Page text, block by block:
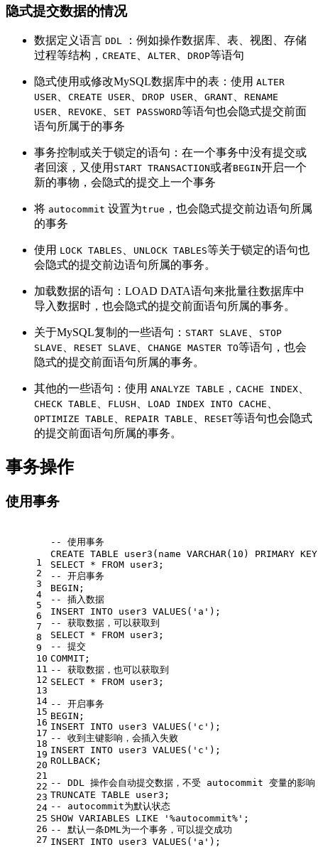
隐式提交数据的情况
数据定义语言 DDL ：例如操作数据库、表、视图、存储
过程等结构， CREATE ALTER DROP等语句
隐式使用或修改MySQL数据库中的表：使用 ALTER
USER
CREATE USER DROP USER GRANT
RENAME
USER
REVOKE SET PASSWORD等语句也会隐式提交前面
语句所属于的事务
事务控制或关于锁定的语句：在一个事务中没有提交或
者回滚，又使用 START TRANSACTION或者BEGIN开启一个
新的事物，会隐式的提交上一个事务
将 autocommit 设置为true ，也会隐式提交前边语句所属
的事务
使用 LOCK TABLES UNLOCK TABLES等关于锁定的语句也
会隐式的提交前边语句所属的事务。
加载数据的语句：LOAD DATA语句来批量往数据库中
导入数据时，也会隐式的提交前面语句所属的事务。
关于MySQL复制的一些语句： START SLAVE
STOP
SLAVE
RESET SLAVE CHANGE MASTER TO等语句，也会
隐式的提交前面语句所属的事务。
其他的一些语句：使用 ANALYZE TABLE ， CACHE INDEX
CHECK TABLE FLUSH LOAD INDEX INTO CACHE
OPTIMIZE TABLE REPAIR TABLE RESET等语句也会隐式
的提交前面语句所属的事务。
事务操作
使用事务
1
2
3
4
5
6
7
8
9
10
11
12
13
14
15
16
17
18
19
20
21
22
23
24
25
26
27
-- 使用事务
CREATE TABLE user3(name VARCHAR( 10 ) PRIMARY
SELECT * FROM user3;
-- 开启事务
BEGIN ;
-- 插入数据
INSERT INTO user3 VALUES ( 'a' );
-- 获取数据，可以获取到
SELECT * FROM user3;
-- 提交
COMMIT ;
-- 获取数据，也可以获取到
SELECT * FROM user3;
-- 开启事务
BEGIN ;
INSERT INTO user3 VALUES ( 'c' );
-- 收到主键影响，会插入失败
INSERT INTO user3 VALUES ( 'c' );
ROLLBACK ;
-- DDL 操作会自动提交数据，不受 autocommit 变量的影
TRUNCATE TABLE user3;
-- autocommit为默认状态
SHOW VARIABLES LIKE '%autocommit%' ;
-- 默认一条DML为一个事务，可以提交成功
INSERT INTO user3 VALUES ( 'a' );